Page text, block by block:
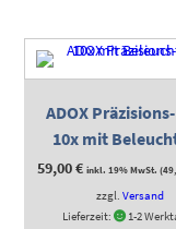
ADOX
10x mit
59,00€ inkl. 19% MwSt. (
zzgl.Versand
Lieferzeit:
1-2